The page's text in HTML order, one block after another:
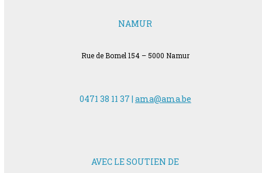
NAMUR
Rue de Bomel 154 – 5000 Namur
0471 38 11 37 | ama@ama.be
AVEC LE SOUTIEN DE